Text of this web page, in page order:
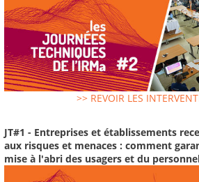
>> REVOIR LES
JT#1 - Entreprises et établissements
aux risques et menaces : comment
mise à l'abri des usagers et du